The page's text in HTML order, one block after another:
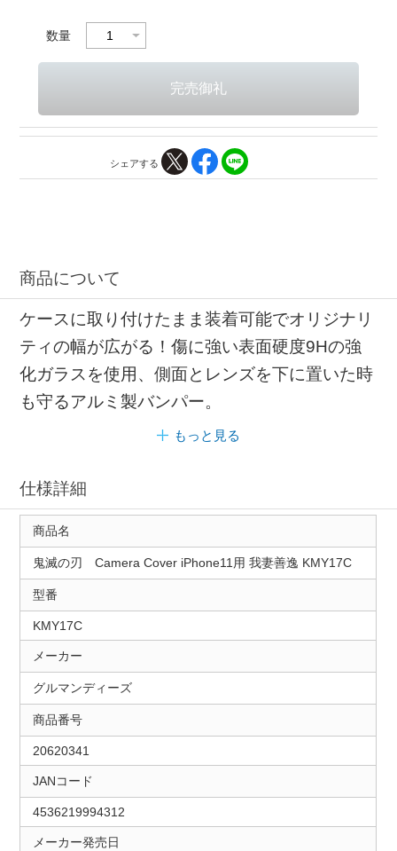
数量
シェアする
商品について
ケースに取り付けたまま装着可能でオリジナリ
ティの幅が広がる！傷に強い表面硬度9Hの強
化ガラスを使用、側面とレンズを下に置いた時
も守るアルミ製バンパー。
もっと見る
仕様詳細
商品名
鬼滅の刃 Camera Cover iPhone11用 我妻善逸 KMY17C
型番
KMY17C
メーカー
グルマンディーズ
商品番号
20620341
JANコード
4536219994312
メーカー発売日